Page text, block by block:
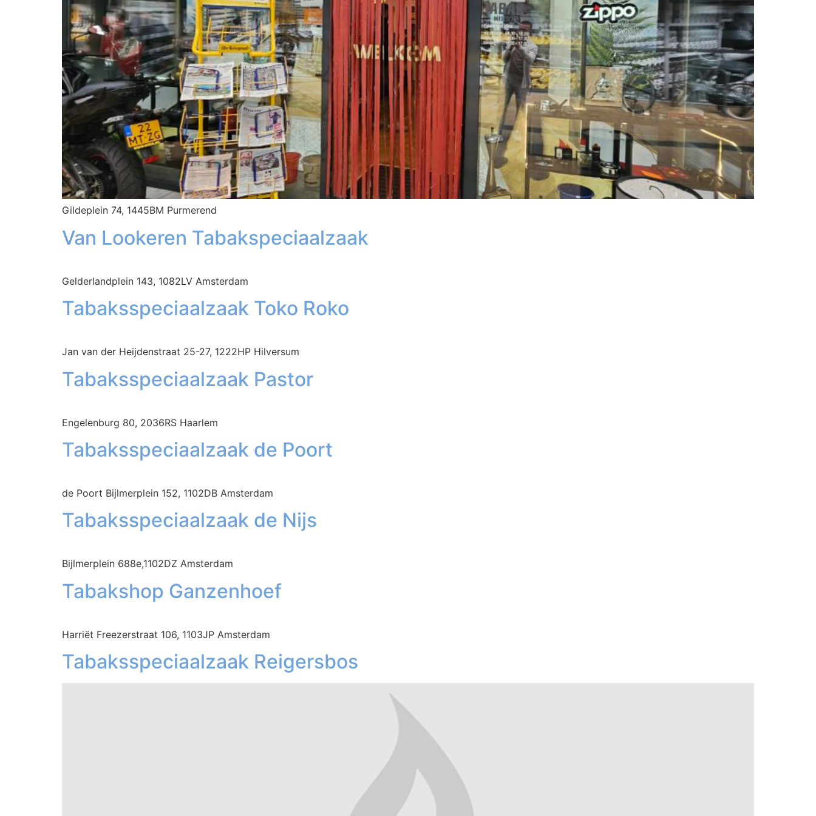
Gildeplein 74, 1445BM Purmerend
Van Lookeren Tabakspeciaalzaak
Gelderlandplein 143, 1082LV Amsterdam
Tabaksspeciaalzaak Toko Roko
Jan van der Heijdenstraat 25-27, 1222HP Hilversum
Tabaksspeciaalzaak Pastor
Engelenburg 80, 2036RS Haarlem
Tabaksspeciaalzaak de Poort
de Poort Bijlmerplein 152, 1102DB Amsterdam
Tabaksspeciaalzaak de Nijs
Bijlmerplein 688e,1102DZ Amsterdam
Tabakshop Ganzenhoef
Harriët Freezerstraat 106, 1103JP Amsterdam
Tabaksspeciaalzaak Reigersbos